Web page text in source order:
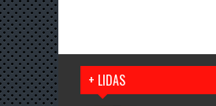
+ LIDAS